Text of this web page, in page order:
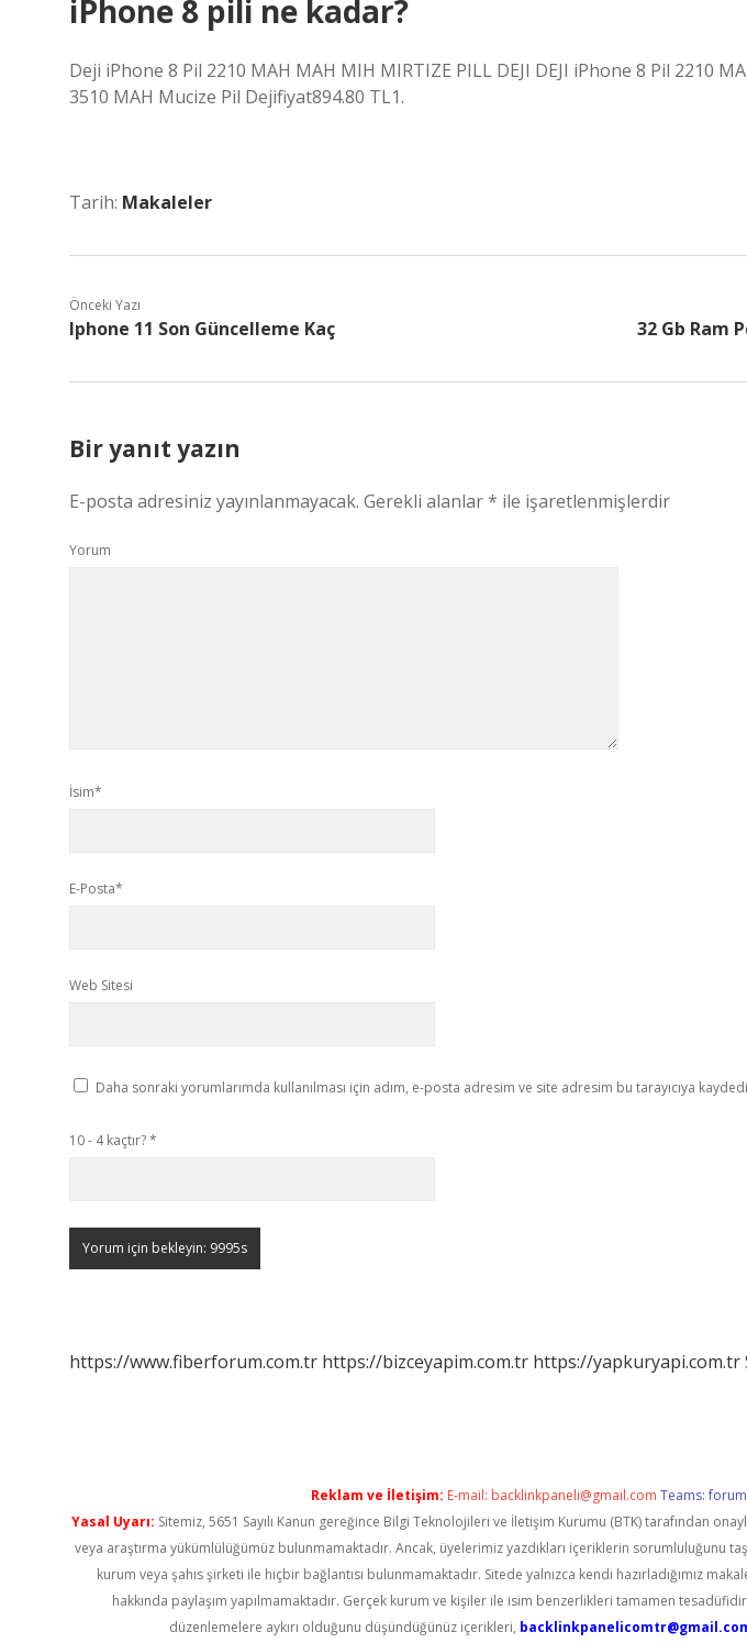
iPhone 8 pili ne kadar?
Deji iPhone 8 Pil 2210 MAH MAH MIH MIRTIZE PILL DEJI DEJI iPhone 8 Pil 2210
3510 MAH Mucize Pil Dejifiyat894.80 TL1.
Tarih: Makaleler
Önceki Yazı
Iphone 11 Son Güncelleme Kaç 32 Gb Ram
Bir yanıt yazın
E-posta adresiniz yayınlanmayacak. Gerekli alanlar* ile işaretlenmişlerdir
Yorum
İsim*
E-Posta*
Web Sitesi
Daha sonraki yorumlarımda kullanılması için adım, e-posta adresim ve site adresim bu tarayıcıya
10 - 4 kaçtır?*
https://www.fiberforum.com.tr https://bizceyapim.com.tr https://yapkuryapi.com.tr
Reklam ve İletişim: E-mail: backlinkpaneli@gmail.com Teams:
Yasal Uyarı: Sitemiz, 5651 Sayılı Kanun gereğince Bilgi Teknolojileri ve İletişim Kurumu (BTK) tarafından
veya araştırma yükümlülüğümüz bulunmamaktadır. Ancak, üyelerimiz yazdıkları içeriklerin sorumluluğunu
kurum veya şahıs şirketi ile hiçbir bağlantısı bulunmamaktadır. Sitede yalnızca kendi hazırladığımız
hakkında paylaşım yapılmamaktadır. Gerçek kurum ve kişiler ile isim benzerlikleri tamamen
düzenlemelere aykırı olduğunu düşündüğünüz içerikleri,